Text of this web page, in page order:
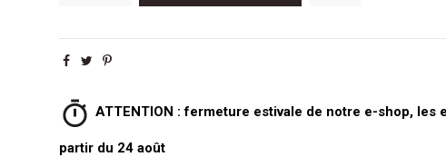
ATTENTION : fermeture estivale de notre e-shop, les
partir du 24 août